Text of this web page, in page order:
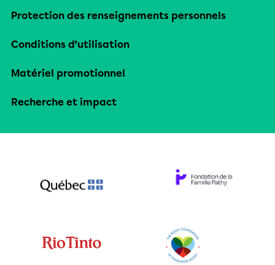
Protection des renseignements personnels
Conditions d’utilisation
Matériel promotionnel
Recherche et impact